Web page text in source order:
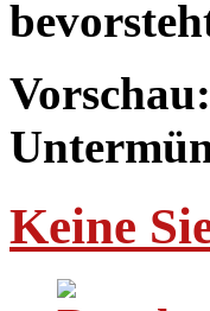
Keine